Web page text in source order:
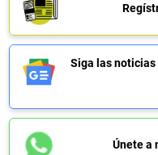
Siga las noticias
Únete a